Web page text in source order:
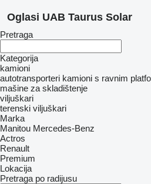
Oglasi UAB Taurus Solar
Pretraga
Kategorija
kamioni
autotransporteri kamioni s ravnim
mašine za skladištenje
viljuškari
terenski viljuškari
Marka
Manitou Mercedes-Benz
Actros
Renault
Premium
Lokacija
Pretraga po radijusu